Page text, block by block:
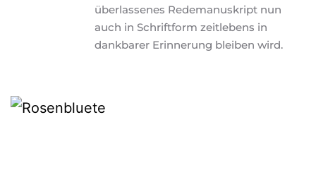
überlassenes Redemanuskript nun
auch in Schriftform zeitlebens in
dankbarer Erinnerung bleiben wird.